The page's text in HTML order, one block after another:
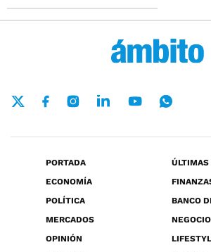
PORTADA
ECONOMÍA
POLÍTICA
BANCO
MERCADOS
OPINIÓN